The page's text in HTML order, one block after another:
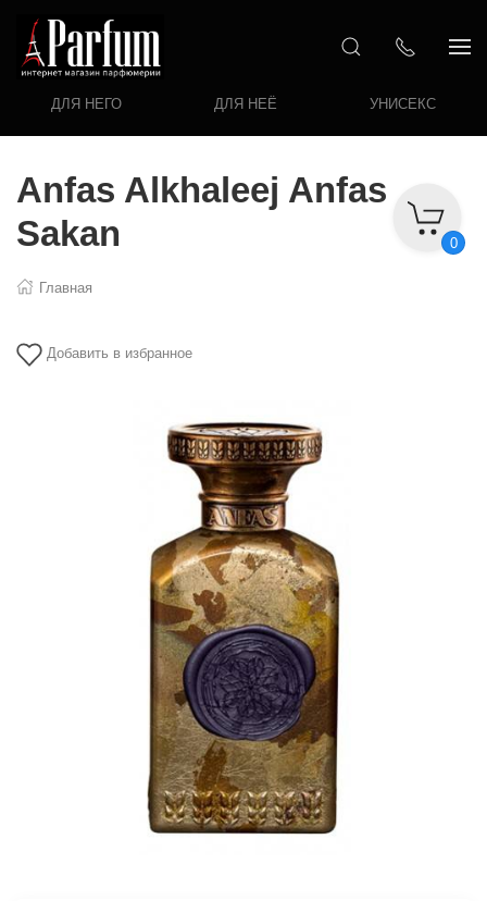
ДЛЯ НЕГО ДЛЯ НЕЁ УНИСЕКС
0
Anfas Alkhaleej Anfas
Sakan
Главная
Добавить в избранное